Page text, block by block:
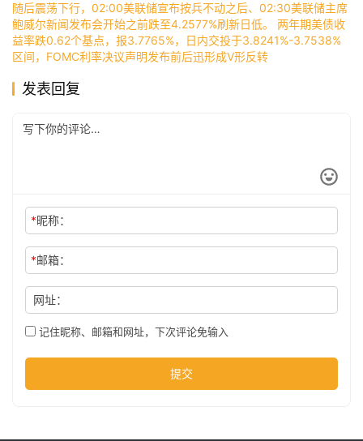
快
讯
公
司
时
科
随后震荡下行，02:00美联储宣布按兵不动之后、02:30美联储主席
鲍威尔新闻发布会开始之前跌至4.2577%刷新日低。 两年期美债收
益率跌0.62个基点，报3.7765%，日内交投于3.8241%-3.7538%
区间，FOMC利率决议声明发布前后迅形成V形反转
发表回复
*昵称：
*邮箱：
网址：
记住昵称、邮箱和网址，下次评论免输入
提交